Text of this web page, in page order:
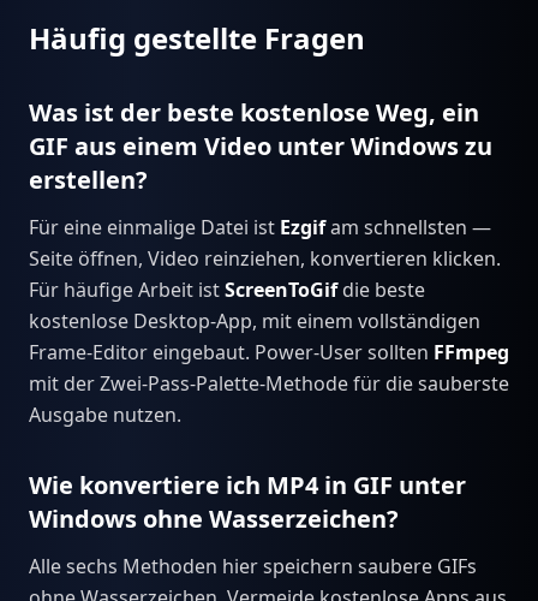
Häufig gestellte Fragen
Was ist der beste kostenlose Weg, ein
GIF aus einem Video unter Windows zu
erstellen?
Für eine einmalige Datei ist Ezgifam schnellsten —
Seite öffnen, Video reinziehen, konvertieren klicken.
Für häufige Arbeit istScreenToGifdie beste
kostenlose Desktop-App, mit einem vollständigen
Frame-Editor eingebaut. Power-User sollten FFmpeg
mit der Zwei-Pass-Palette-Methode für die sauberste
Ausgabe nutzen.
Wie konvertiere ich MP4 in GIF unter
Windows ohne Wasserzeichen?
Alle sechs Methoden hier speichern saubere GIFs